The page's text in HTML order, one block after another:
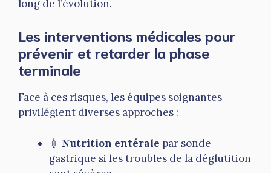
long de l’évolution.
Les interventions médicales pour
prévenir et retarder la phase
terminale
Face à ces risques, les équipes soignantes
privilégient diverses approches :
💉 Nutrition entérale par sonde
gastrique si les troubles de la déglutition